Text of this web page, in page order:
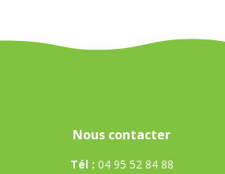
Nous contacter
Tél : 04 95 52 84 88